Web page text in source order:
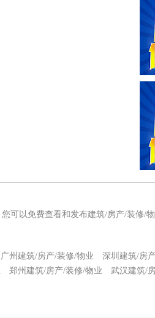
可以免费查看和发布建筑/房产/装修/物
广州建筑/房产/装修/物业
深圳建筑/房
郑州建筑/房产/装修/物业
武汉建筑/